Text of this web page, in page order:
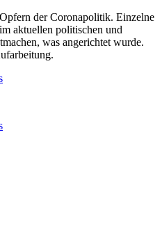
der Coronapolitik. Einzelne
aktuellen politischen und
was angerichtet wurde.